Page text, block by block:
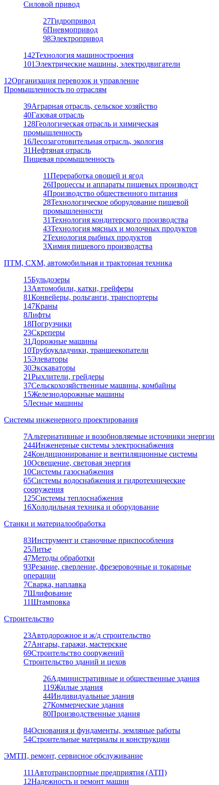
Силовой привод
27Гидропривод
6Пневмопривод
98Электропривод
142Технология машиностроения
101Электрические машины, электродвигатели
12Организация перевозок и управление
Промышленность по отраслям
39Аграрная отрасль, сельское хозяйство
40Газовая отрасль
128Геологическая отрасль и химическая
промышленность
16Лесозаготовительная отрасль, экология
31Нефтяная отрасль
Пищевая промышленность
11Переработка овощей и ягод
26Процессы и аппараты пищевых производст
4Производство общественного питания
28Технологическое оборудование пищевой
промышленности
31Технология кондитерского производства
43Технология мясных и молочных продуктов
2Технология рыбных продуктов
3Химия пищевого производства
ПТМ, СХМ, автомобильная и тракторная техника
15Бульдозеры
13Автомобили, катки, грейферы
81Конвейеры, рольганги, транспортеры
147Краны
8Лифты
18Погрузчики
23Скреперы
31 Дорожные машины
10Трубоукладчики, траншеекопатели
15Элеваторы
30Экскаваторы
21Рыхлители, грейдеры
37Сельскохозяйственные машины, комбайны
15Железнодорожные машины
5Лесные машины
Системы инженерного проектирования
7Альтернативные и возобновляемые источники энергии
244Инженерные системы электроснабжения
24Кондиционирование и вентиляционные системы
10Освещение, световая энергия
10Системы газоснабжения
65Системы водоснабжения и гидротехнические
сооружения
125Системы теплоснабжения
16Холодильная техника и оборудование
Станки и материалообработка
83Инструмент и станочные приспособления
25Литье
47Методы обработки
93Резание, сверление, фрезеровочные и токарные
операции
7Сварка, наплавка
7Шлифование
11Штамповка
Строительство
23Автодорожное и ж/д строительство
27Ангары, гаражи, мастерские
69Строительство сооружений
Строительство зданий и цехов
26Административные и общественные здания
119Жилые здания
44Индивидуальные здания
27Коммерческие здания
80Производственные здания
84Основания и фундаменты, земляные работы
54Строительные материалы и конструкции
ЭМТП, ремонт, сервисное обслуживание
111 Автотранспортные предприятия (АТП)
12Надежность и ремонт машин